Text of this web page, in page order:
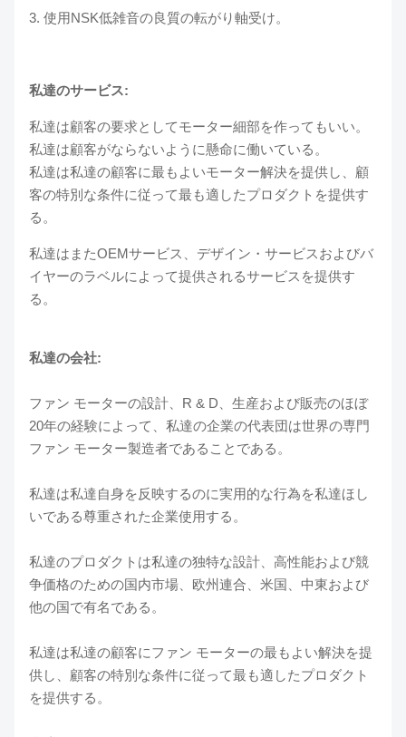
3. 使用NSK低雑音の良質の転がり軸受け。
私達のサービス:
私達は顧客の要求としてモーター細部を作ってもいい。
私達は顧客がならないように懸命に働いている。
私達は私達の顧客に最もよいモーター解決を提供し、顧
客の特別な条件に従って最も適したプロダクトを提供す
る。
私達はまたOEMサービス、デザイン・サービスおよびバ
イヤーのラベルによって提供されるサービスを提供す
る。
私達の会社:
ファン モーターの設計、R & D、生産および販売のほぼ
20年の経験によって、私達の企業の代表団は世界の専門
ファン モーター製造者であることである。
私達は私達自身を反映するのに実用的な行為を私達ほし
いである尊重された企業使用する。
私達のプロダクトは私達の独特な設計、高性能および競
争価格のための国内市場、欧州連合、米国、中東および
他の国で有名である。
私達は私達の顧客にファン モーターの最もよい解決を提
供し、顧客の特別な条件に従って最も適したプロダクト
を提供する。